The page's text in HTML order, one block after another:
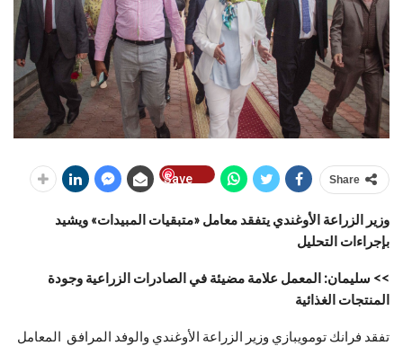
Share
Save
وزير الزراعة الأوغندي يتفقد معامل «متبقيات المبيدات» ويشيد
بإجراءات التحليل
>> سليمان: المعمل علامة مضيئة في الصادرات الزراعية وجودة
المنتجات الغذائية
تفقد فرانك تومويبازي وزير الزراعة الأوغندي والوفد المرافق المعامل